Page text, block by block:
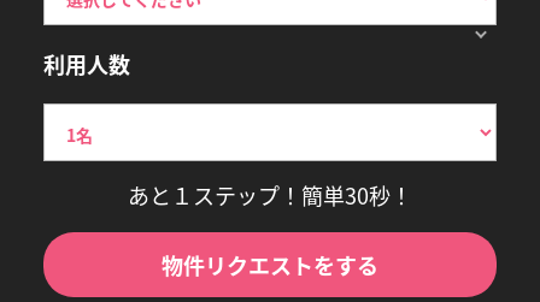
利用人数
あと１ステップ！簡単30秒！
物件リクエストをする